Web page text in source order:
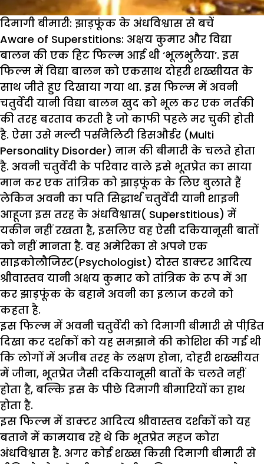
दिमागी बीमारी: झाड़फूंक के अंधविश्वास से बचें
Aware of Superstitions: अक्षय कुमार और विद्या
बालन की एक हिट फिल्म आई थी ‘भूलभुलैया’. इस
फिल्म में विद्या बालन को एकसाथ दोहरी शख्सीयत के
साथ जीते हुए दिखाया गया था. इस फिल्म में अवनी
चतुर्वेदी यानी विद्या बालन खुद को भूल कर एक नर्तकी
की तरह बरताव करती है जो काफी पहले मर चुकी होती
है. ऐसा उसे मल्टी पर्सनैलिटी डिसऔर्डर (Multi
Personality Disorder) नाम की बीमारी के चलते होता
है. अवनी चतुर्वेदी के परिवार वाले इसे भूतप्रेत का साया
मान कर एक तांत्रिक को झाड़फूंक के लिए बुलाते हैं
लेकिन अवनी का पति सिद्धार्थ चतुर्वेदी यानी शाइनी
आहूजा इस तरह के अंधविश्वास( Superstitious) में
यकीन नहीं रखता है, इसलिए वह ऐसी दकियानूसी बातों
को नहीं मानता है. वह अमेरिका से अपने एक
साइकोलौजिस्ट(Psychologist) दोस्त डाक्टर आदित्य
श्रीवास्तव यानी अक्षय कुमार को तांत्रिक के रूप में आ
कर झाड़फूंक के बहाने अवनी का इलाज करने को
कहता है.
इस फिल्म में अवनी चतुर्वेदी को दिमागी बीमारी से पीडि़त
दिखा कर दर्शकों को यह समझाने की कोशिश की गई थी
कि लोगों में अजीब तरह के लक्षण होना, दोहरी शख्सीयत
में जीना, भूतप्रेत जैसी दकियानूसी बातों के चलते नहीं
होता है, बल्कि इस के पीछे दिमागी बीमारियों का हाथ
होता है.
इस फिल्म में डाक्टर आदित्य श्रीवास्तव दर्शकों को यह
बताने में कामयाब रहे थे कि भूतप्रेत महज कोरा
अंधविश्वास है. अगर कोई शख्स किसी दिमागी बीमारी से